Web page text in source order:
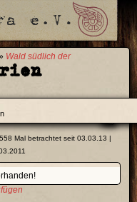
Wald südlich der
Mal betrachtet seit 03.03.13 |